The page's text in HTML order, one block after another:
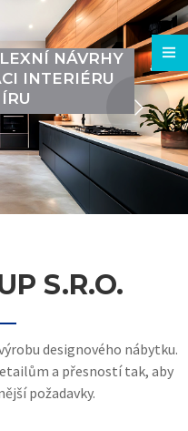
NÁVRHY
INTERIÉRU
S.R.O.
designového nábytku.
a přesností tak, aby
požadavky.